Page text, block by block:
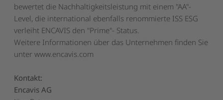
bewertet die Nachhaltigkeitsleistung mit einem "AA"-
Level, die international ebenfalls renommierte ISS ESG
verleiht ENCAVIS den "Prime"- Status.
Weitere Informationen über das Unternehmen finden Sie
unterwww.encavis.com
Kontakt:
Encavis AG